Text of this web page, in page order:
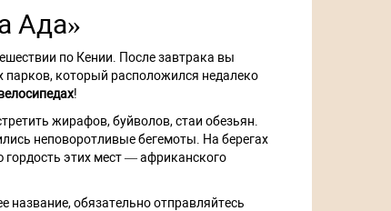
Ада»
по Кении. После завтрака вы
который расположился недалеко
!
жирафов, буйволов, стаи обезьян.
неповоротливые бегемоты. На берегах
этих мест — африканского
название, обязательно отправляйтесь